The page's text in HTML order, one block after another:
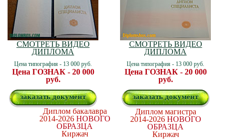
СМОТРЕТЬ ВИДЕО
ДИПЛОМА
Цена типография - 13 000 руб.
Цена ГОЗНАК - 20 000
руб.
заказать документ
СМОТРЕТЬ ВИДЕО
ДИПЛОМА
Цена типография - 13 000 руб.
Цена ГОЗНАК - 20 000
руб.
заказать документ
Диплом бакалавра
2014-2026 НОВОГО
ОБРАЗЦА
Киржач
Диплом магистра
2014-2026 НОВОГО
ОБРАЗЦА
Киржач